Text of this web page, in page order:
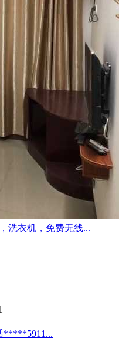
洗衣机，免费无线...
*****5911...